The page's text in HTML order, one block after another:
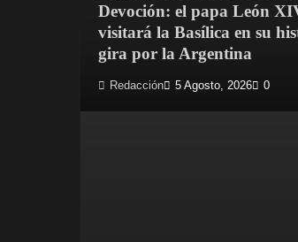
Devoción: el papa León
visitará la Basílica en su
gira por la Argentina
Redacción 5 Agosto, 2026 0